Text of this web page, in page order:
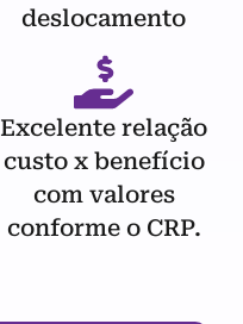
deslocamento
Excelente relação
custo x benefício
com valores
conforme o CRP.